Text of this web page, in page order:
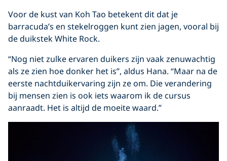
Voor de kust van Koh Tao betekent dit dat je
barracuda’s en stekelroggen kunt zien jagen, vooral bij
de duikstek White Rock.
“Nog niet zulke ervaren duikers zijn vaak zenuwachtig
als ze zien hoe donker het is”, aldus Hana. “Maar na de
eerste nachtduikervaring zijn ze om. Die verandering
bij mensen zien is ook iets waarom ik de cursus
aanraadt. Het is altijd de moeite waard.”